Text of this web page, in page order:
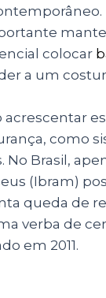
colocar
a um
como
Brasil,
(Ibram)
queda de
verba de
em 2011.